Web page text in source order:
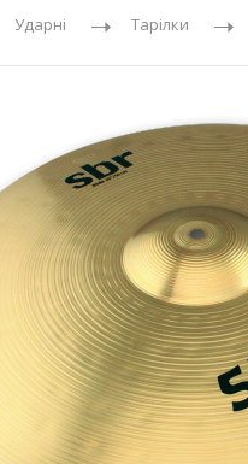
Ударні Тарілки